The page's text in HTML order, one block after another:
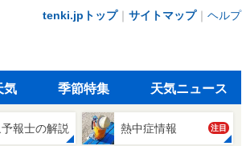
tenki.jpトップ｜ サイトマップ｜ ヘルプ
気 季節特集 天気ニュース
報士の解説 熱中症情報 注目